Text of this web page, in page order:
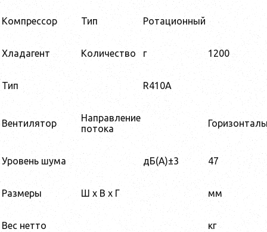
Компрессор Тип Ротационный
Хладагент Количество г 1200
Тип R410A
Вентилятор
Направление
потока
Уровень шума дБ(А)±3 47
Размеры Ш x В x Г мм
Вес нетто кг